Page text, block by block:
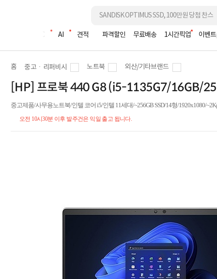
조립PC AI 견적 파격할인 무료배송 1시간픽업 이벤트
홈 중고ㆍ리퍼비시 노트북 외산/기타브랜드
[HP] 프로북 440 G8 (i5-1135G7/16GB/
중고제품/사무용노트북/인텔 코어 i5/인텔 11세대/~256GB SSD/14형/1920x1080/
오전 10시30분 이후 발주건은 익일 출고 됩니다.